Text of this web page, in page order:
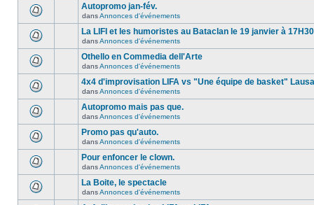
Autopromo jan-fév.
dansAnnonces d'événements
La LIFI et les humoristes au Bataclan le 19 janvier à
dansAnnonces d'événements
Othello en Commedia dell'Arte
dansAnnonces d'événements
4x4 d'improvisation LIFA vs "Une équipe de basket"
dansAnnonces d'événements
Autopromo mais pas que.
dansAnnonces d'événements
Promo pas qu'auto.
dansAnnonces d'événements
Pour enfoncer le clown.
dansAnnonces d'événements
La Boite, le spectacle
dansAnnonces d'événements